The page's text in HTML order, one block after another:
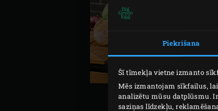
Piekrišana
Šī tīmekļa vietne izmanto
Mēs izmantojam sīkfailus,
analizētu mūsu datplūsmu.
saziņas līdzekļu,